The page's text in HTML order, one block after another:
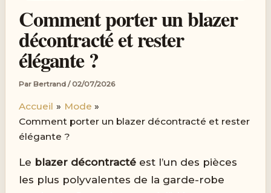
Comment porter un blazer
décontracté et rester
élégante ?
Par Bertrand/ 02/07/2026
Accueil
Mode
Comment porter un blazer décontracté et rester
élégante ?
Le blazer décontracté est l’un des pièces
les plus polyvalentes de la garde-robe